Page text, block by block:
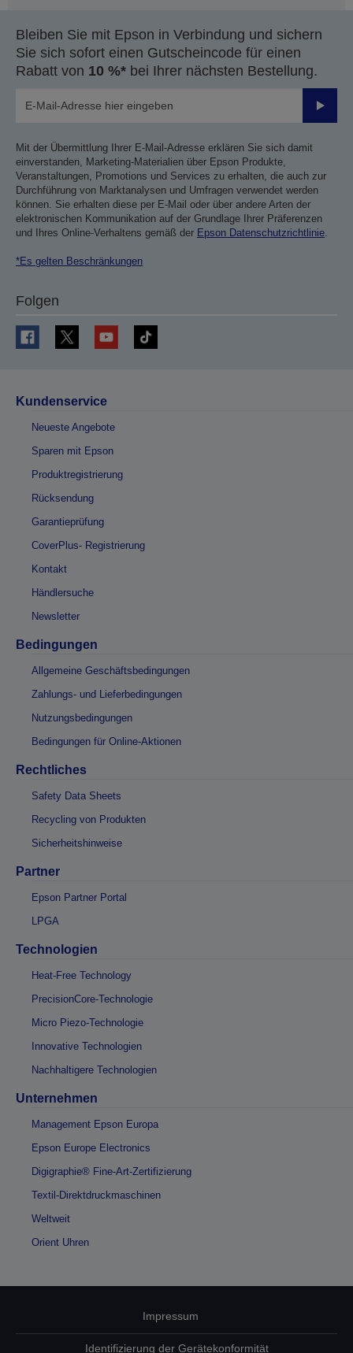
Bleiben Sie mit Epson in Verbindung und sichern
Sie sich sofort einen Gutscheincode für einen
Rabatt von 10 %* bei Ihrer nächsten Bestellung.
Mit der Übermittlung Ihrer E-Mail-Adresse erklären Sie sich damit
einverstanden, Marketing-Materialien über Epson Produkte,
Veranstaltungen, Promotions und Services zu erhalten, die auch zur
Durchführung von Marktanalysen und Umfragen verwendet werden
können. Sie erhalten diese per E-Mail oder über andere Arten der
elektronischen Kommunikation auf der Grundlage Ihrer Präferenzen
und Ihres Online-Verhaltens gemäß der Epson Datenschutzrichtlinie.
*Es gelten Beschränkungen
Folgen
Kundenservice
Neueste Angebote
Sparen mit Epson
Produktregistrierung
Rücksendung
Garantieprüfung
CoverPlus- Registrierung
Kontakt
Händlersuche
Newsletter
Bedingungen
Allgemeine Geschäftsbedingungen
Zahlungs- und Lieferbedingungen
Nutzungsbedingungen
Bedingungen für Online-Aktionen
Rechtliches
Safety Data Sheets
Recycling von Produkten
Sicherheitshinweise
Partner
Epson Partner Portal
LPGA
Technologien
Heat-Free Technology
PrecisionCore-Technologie
Micro Piezo-Technologie
Innovative Technologien
Nachhaltigere Technologien
Unternehmen
Management Epson Europa
Epson Europe Electronics
Digigraphie® Fine-Art-Zertifizierung
Textil-Direktdruckmaschinen
Weltweit
Orient Uhren
Impressum
Identifizierung der Gerätekonformität